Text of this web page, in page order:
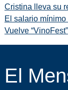
Cristina lleva su
El salario
Vuelve “VinoFest”
El